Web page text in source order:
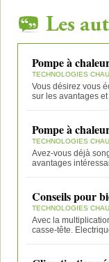
Pompe à
TECHNOLOGIES
Vous désirez vous
sur les avantages
Pompe à
TECHNOLOGIES
Avez-vous déjà
avantages
Conseils pour
TECHNOLOGIES
Avec la
casse-tête.